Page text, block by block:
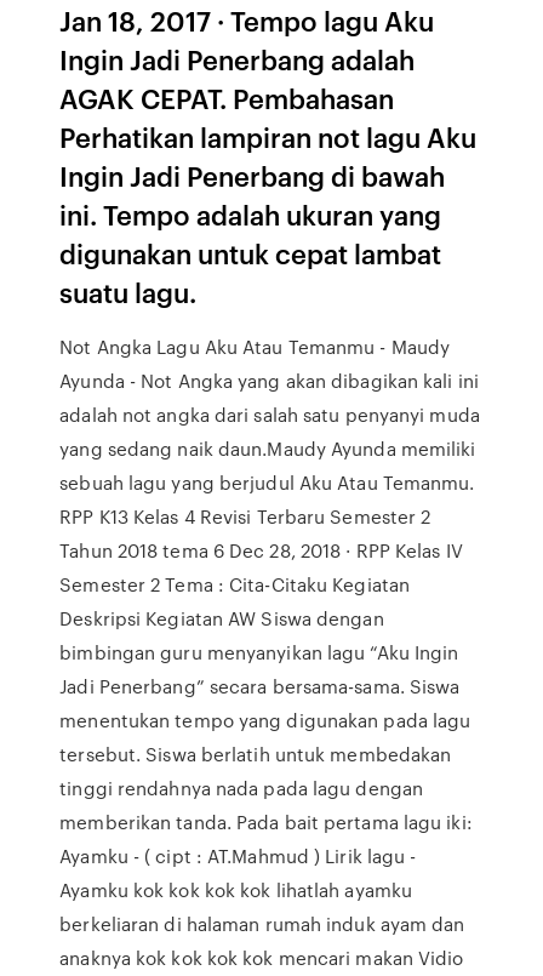
Jan 18, 2017 · Tempo lagu Aku
Ingin Jadi Penerbang adalah
AGAK CEPAT. Pembahasan
Perhatikan lampiran not lagu Aku
Ingin Jadi Penerbang di bawah
ini. Tempo adalah ukuran yang
digunakan untuk cepat lambat
suatu lagu.
Not Angka Lagu Aku Atau Temanmu - Maudy
Ayunda - Not Angka yang akan dibagikan kali ini
adalah not angka dari salah satu penyanyi muda
yang sedang naik daun.Maudy Ayunda memiliki
sebuah lagu yang berjudul Aku Atau Temanmu.
RPP K13 Kelas 4 Revisi Terbaru Semester 2
Tahun 2018 tema 6 Dec 28, 2018 · RPP Kelas IV
Semester 2 Tema : Cita-Citaku Kegiatan
Deskripsi Kegiatan AW Siswa dengan
bimbingan guru menyanyikan lagu “Aku Ingin
Jadi Penerbang” secara bersama-sama. Siswa
menentukan tempo yang digunakan pada lagu
tersebut. Siswa berlatih untuk membedakan
tinggi rendahnya nada pada lagu dengan
memberikan tanda. Pada bait pertama lagu iki:
Ayamku - ( cipt : AT.Mahmud ) Lirik lagu -
Ayamku kok kok kok kok lihatlah ayamku
berkeliaran di halaman rumah induk ayam dan
anaknya kok kok kok kok mencari makan Vidio